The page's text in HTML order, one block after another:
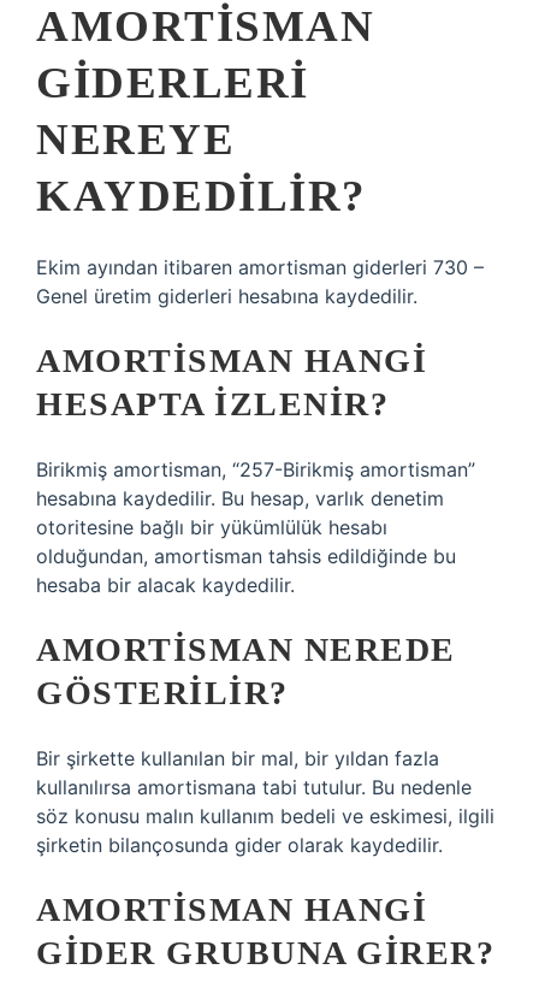
AMORTISMAN
GIDERLERI
NEREYE
KAYDEDILIR?
Ekim ayından itibaren amortisman giderleri 730 –
Genel üretim giderleri hesabına kaydedilir.
AMORTISMAN HANGI
HESAPTA IZLENIR?
Birikmiş amortisman, “257-Birikmiş amortisman”
hesabına kaydedilir. Bu hesap, varlık denetim
otoritesine bağlı bir yükümlülük hesabı
olduğundan, amortisman tahsis edildiğinde bu
hesaba bir alacak kaydedilir.
AMORTISMAN NEREDE
GÖSTERILIR?
Bir şirkette kullanılan bir mal, bir yıldan fazla
kullanılırsa amortismana tabi tutulur. Bu nedenle
söz konusu malın kullanım bedeli ve eskimesi, ilgili
şirketin bilançosunda gider olarak kaydedilir.
AMORTISMAN HANGI
GIDER GRUBUNA GIRER?